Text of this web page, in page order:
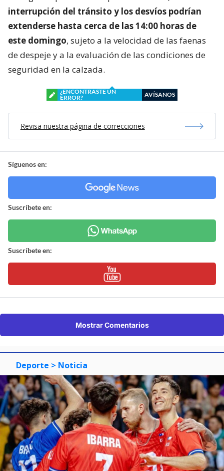
interrupción del tránsito y los desvíos podrían
extenderse hasta cerca de las 14:00 horas de
este domingo, sujeto a la velocidad de las faenas
de despeje y a la evaluación de las condiciones de
seguridad en la calzada.
¿ENCONTRASTE UN
ERROR?
AVÍSANOS
Revisa nuestra página de correcciones
Síguenos en:
Suscríbete en:
Suscríbete en:
Mostrar Comentarios
Deporte > Noticia